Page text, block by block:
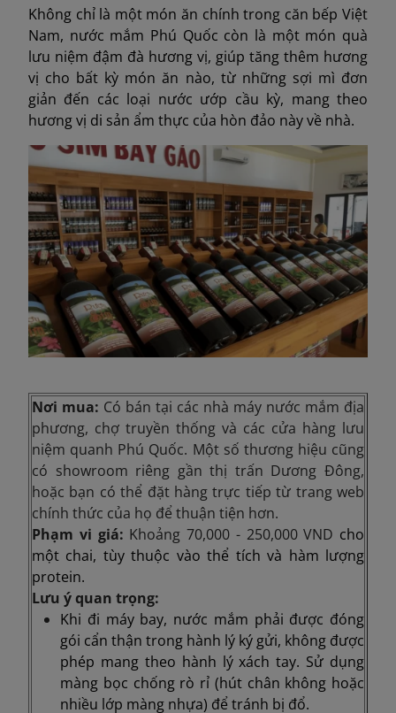
Không chỉ là một món ăn chính trong căn bếp Việt
Nam, nước mắm Phú Quốc còn là một món quà
lưu niệm đậm đà hương vị, giúp tăng thêm hương
vị cho bất kỳ món ăn nào, từ những sợi mì đơn
giản đến các loại nước ướp cầu kỳ, mang theo
hương vị di sản ẩm thực của hòn đảo này về nhà.
Nơi mua: Có bán tại các nhà máy nước mắm địa
phương, chợ truyền thống và các cửa hàng lưu
niệm quanh Phú Quốc. Một số thương hiệu cũng
có showroom riêng gần thị trấn Dương Đông,
hoặc bạn có thể đặt hàng trực tiếp từ trang web
chính thức của họ để thuận tiện hơn.
Phạm vi giá: Khoảng 70,000 - 250,000 VND cho
một chai, tùy thuộc vào thể tích và hàm lượng
protein.
Lưu ý quan trọng:
Khi đi máy bay, nước mắm phải được đóng
gói cẩn thận trong hành lý ký gửi, không được
phép mang theo hành lý xách tay. Sử dụng
màng bọc chống rò rỉ (hút chân không hoặc
nhiều lớp màng nhựa) để tránh bị đổ.